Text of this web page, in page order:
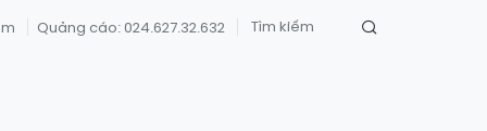
Quảng cáo: 024.627.32.632